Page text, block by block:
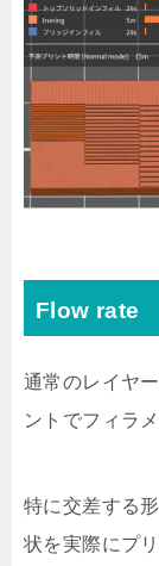
Flow rate
通常のレイヤ
ントでフィラ
特に交差する
状を実際にプ